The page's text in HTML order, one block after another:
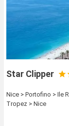
Star Clipper
Nice > Portofino > Ile
Tropez > Nice